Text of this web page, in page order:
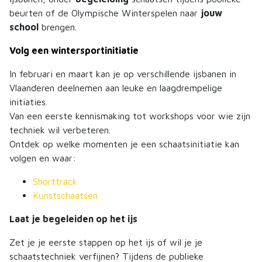
beurten of de Olympische Winterspelen naar jouw
school brengen.
Volg een wintersportinitiatie
In februari en maart kan je op verschillende ijsbanen in
Vlaanderen deelnemen aan leuke en laagdrempelige
initiaties.
Van een eerste kennismaking tot workshops voor wie zijn
techniek wil verbeteren.
Ontdek op welke momenten je een schaatsinitiatie kan
volgen en waar:
Shorttrack
Kunstschaatsen
Laat je begeleiden op het ijs
Zet je je eerste stappen op het ijs of wil je je
schaatstechniek verfijnen? Tijdens de publieke